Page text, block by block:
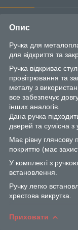
Опис
Ручка для
для відкриття та
Ручка відкриває
провітрювання та
металу з
все забезпечує
інших аналогів.
Дана ручка
дверей та сумісна з
Має рівну глянсову
покриттю (має
У комплекті з
встановлення.
Ручку легко
хрестова викрутка.
Приховати